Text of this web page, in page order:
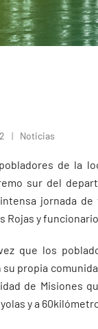
Noticias
de la
sur del
jornada
Rojas y
que los
propia
de Misiones
y a